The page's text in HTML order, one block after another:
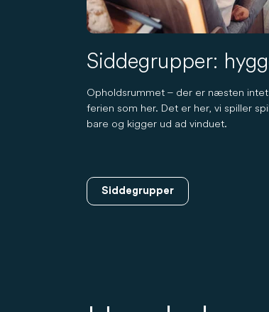
Siddegrupper:
Opholdsrummet – der er næsten
ferien som her. Det er her, vi spiller
bare og kigger ud ad vinduet.
Siddegrupper